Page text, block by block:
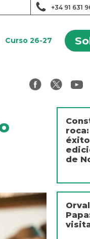
+34 91 631
Curso 26-27
de